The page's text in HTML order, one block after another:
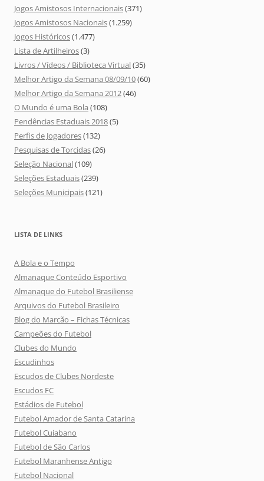
Jogos Amistosos Internacionais(371)
Jogos Amistosos Nacionais(1.259)
Jogos Históricos(1.477)
Lista de Artilheiros(3)
Livros / Vídeos / Biblioteca Virtual(35)
Melhor Artigo da Semana 08/09/10(60)
Melhor Artigo da Semana 2012(46)
O Mundo é uma Bola (108)
Pendências Estaduais 2018(5)
Perfis de Jogadores(132)
Pesquisas de Torcidas(26)
Seleção Nacional(109)
Seleções Estaduais(239)
Seleções Municipais(121)
LISTA DE LINKS
A Bola e o Tempo
Almanaque Conteúdo Esportivo
Almanaque do Futebol Brasiliense
Arquivos do Futebol Brasileiro
Blog do Marcão – Fichas Técnicas
Campeões do Futebol
Clubes do Mundo
Escudinhos
Escudos de Clubes Nordeste
Escudos FC
Estádios de Futebol
Futebol Amador de Santa Catarina
Futebol Cuiabano
Futebol de São Carlos
Futebol Maranhense Antigo
Futebol Nacional